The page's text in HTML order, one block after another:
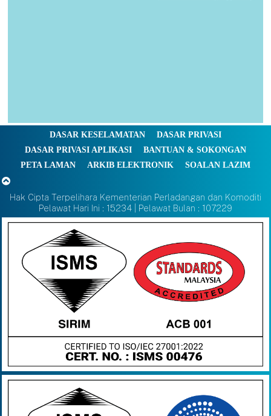
DASAR KESELAMATAN
DASAR PRIVASI
DASAR PRIVASI APLIKASI
BANTUAN & SOKONGAN
PETA LAMAN
ARKIB ELEKTRONIK SOALAN LAZIM
Hak Cipta Terpelihara Kementerian Perladangan dan Komoditi
Pelawat Hari Ini : 15234 | Pelawat Bulan : 107229